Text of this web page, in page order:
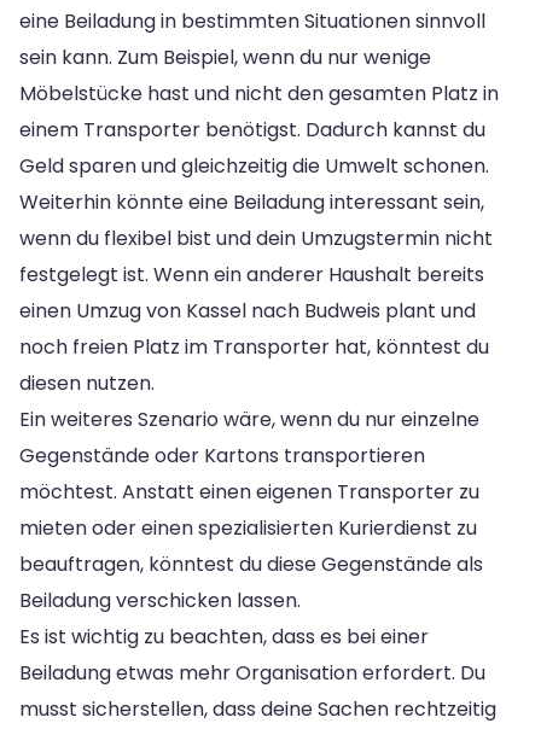
eine Beiladung in bestimmten Situationen sinnvoll
sein kann. Zum Beispiel, wenn du nur wenige
Möbelstücke hast und nicht den gesamten Platz in
einem Transporter benötigst. Dadurch kannst du
Geld sparen und gleichzeitig die Umwelt schonen.
Weiterhin könnte eine Beiladung interessant sein,
wenn du flexibel bist und dein Umzugstermin nicht
festgelegt ist. Wenn ein anderer Haushalt bereits
einen Umzug von Kassel nach Budweis plant und
noch freien Platz im Transporter hat, könntest du
diesen nutzen.
Ein weiteres Szenario wäre, wenn du nur einzelne
Gegenstände oder Kartons transportieren
möchtest. Anstatt einen eigenen Transporter zu
mieten oder einen spezialisierten Kurierdienst zu
beauftragen, könntest du diese Gegenstände als
Beiladung verschicken lassen.
Es ist wichtig zu beachten, dass es bei einer
Beiladung etwas mehr Organisation erfordert. Du
musst sicherstellen, dass deine Sachen rechtzeitig